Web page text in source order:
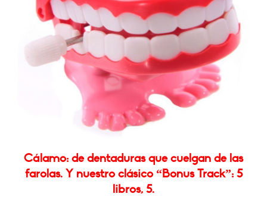
Cálamo: de dentaduras que cuelgan de las
farolas. Y nuestro clásico “Bonus Track”: 5
libros, 5.